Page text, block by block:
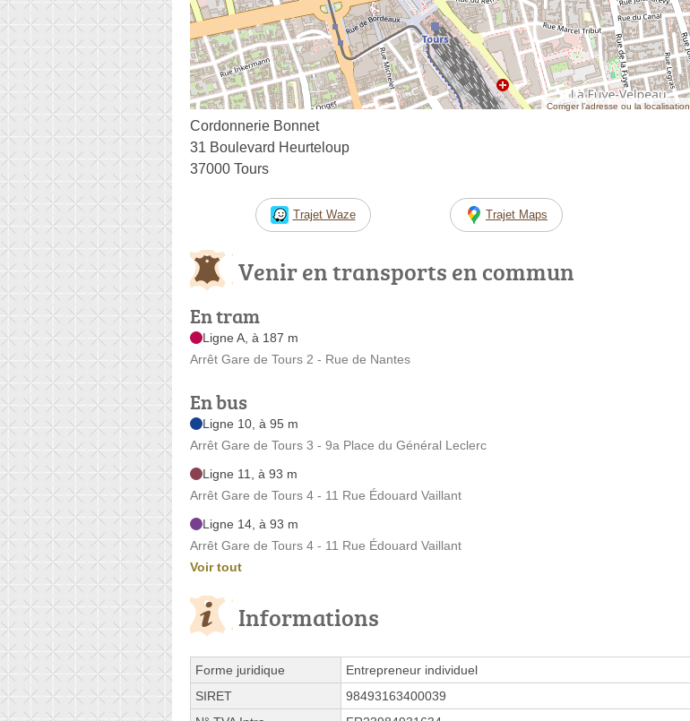
Corriger l’adresse ou la localisation
Cordonnerie Bonnet
31 Boulevard Heurteloup
37000 Tours
Trajet Waze Trajet Maps
Venir en transports en commun
En tram
Ligne A, à 187 m
Arrêt Gare de Tours 2 - Rue de Nantes
En bus
Ligne 10, à 95 m
Arrêt Gare de Tours 3 - 9a Place du Général Leclerc
Ligne 11, à 93 m
Arrêt Gare de Tours 4 - 11 Rue Édouard Vaillant
Ligne 14, à 93 m
Arrêt Gare de Tours 4 - 11 Rue Édouard Vaillant
Voir tout
Informations
Forme juridique
Entrepreneur individuel
SIRET
98493163400039